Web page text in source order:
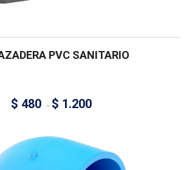
PVC SANITARIO
$ 480 – $ 1.200